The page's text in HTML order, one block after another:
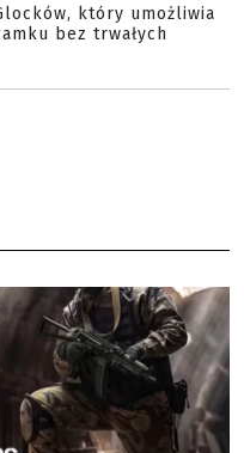
który umożliwia
bez trwałych